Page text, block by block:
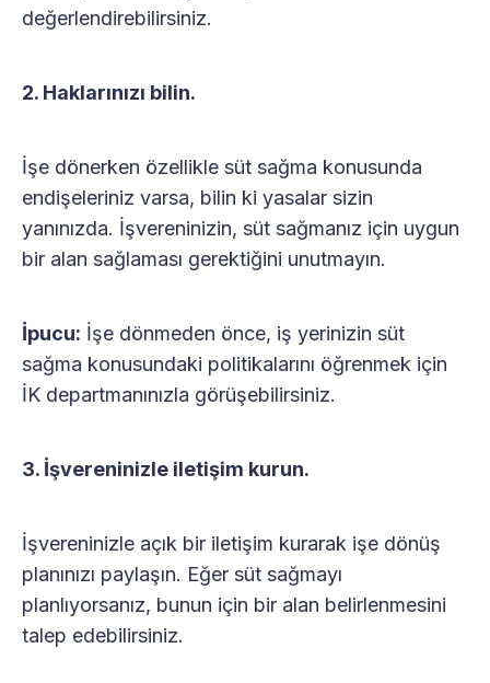
değerlendirebilirsiniz.
2. Haklarınızı bilin.
İşe dönerken özellikle süt sağma konusunda
endişeleriniz varsa, bilin ki yasalar sizin
yanınızda. İşvereninizin, süt sağmanız için uygun
bir alan sağlaması gerektiğini unutmayın.
İpucu: İşe dönmeden önce, iş yerinizin süt
sağma konusundaki politikalarını öğrenmek için
İK departmanınızla görüşebilirsiniz.
3. İşvereninizle iletişim kurun.
İşvereninizle açık bir iletişim kurarak işe dönüş
planınızı paylaşın. Eğer süt sağmayı
planlıyorsanız, bunun için bir alan belirlenmesini
talep edebilirsiniz.